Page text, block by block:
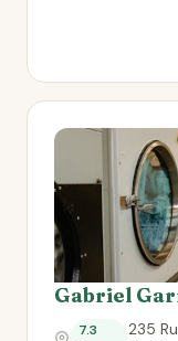
Gabriel
7.3
235